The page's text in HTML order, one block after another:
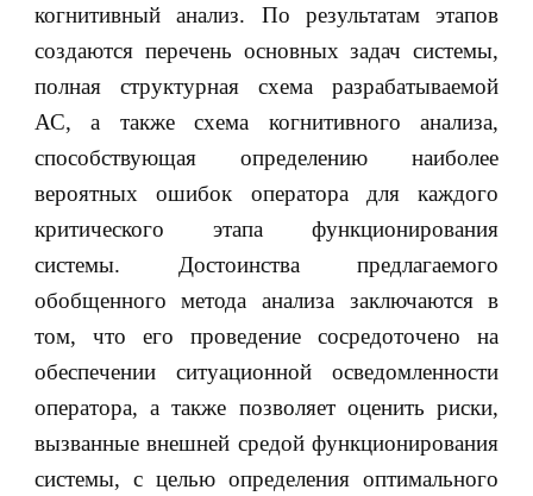
когнитивный анализ. По результатам этапов
создаются перечень основных задач системы,
полная структурная схема разрабатываемой
АС, а также схема когнитивного анализа,
способствующая определению наиболее
вероятных ошибок оператора для каждого
критического этапа функционирования
системы. Достоинства предлагаемого
обобщенного метода анализа заключаются в
том, что его проведение сосредоточено на
обеспечении ситуационной осведомленности
оператора, а также позволяет оценить риски,
вызванные внешней средой функционирования
системы, с целью определения оптимального